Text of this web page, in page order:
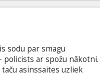
sodu par smagu
policists ar spožu nākotni.
asinssaites uzliek